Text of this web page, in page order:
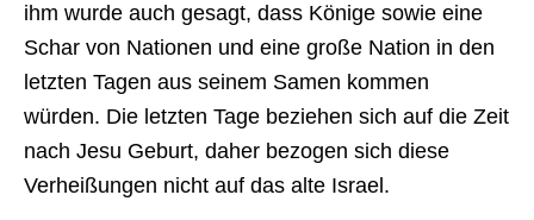
ihm wurde auch gesagt, dass Könige sowie eine
Schar von Nationen und eine große Nation in den
letzten Tagen aus seinem Samen kommen
würden. Die letzten Tage beziehen sich auf die Zeit
nach Jesu Geburt, daher bezogen sich diese
Verheißungen nicht auf das alte Israel.